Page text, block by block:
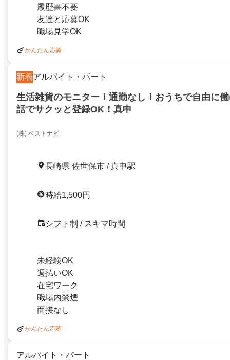
履歴書不要
友達と応募OK
職場見学OK
かんたん応募
新着アルバイト・パート
生活雑貨のモニター！通勤なし！おうちで自由に
話でサクッと登録OK！真申
(株) ベストナビ
長崎県 佐世保市 / 真申駅
時給1,500円
シフト制 / スキマ時間
未経験OK
週払いOK
在宅ワーク
職場内禁煙
面接なし
かんたん応募
アルバイト・パート